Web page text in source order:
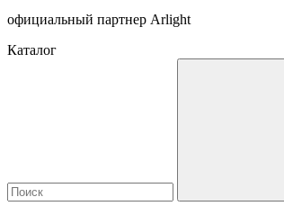
официальный партнер Arlight
Каталог